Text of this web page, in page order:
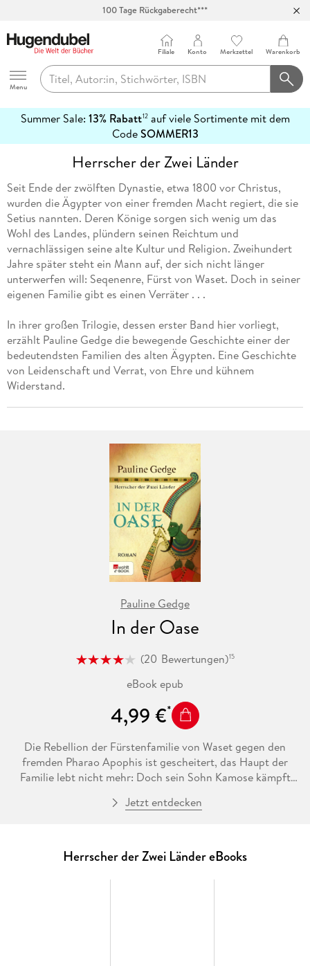
100 Tage Rückgaberecht***
Hugendubel
Menu
Filiale Konto Merkzettel Warenkorb
Summer Sale: 13% Rabatt12auf viele Sortimente mit dem
CodeSOMMER13
erfahren
Herrscher der Zwei Länder
Seit Ende der zwölften Dynastie, etwa 1800 vor Christus,
wurden die Ägypter von einer fremden Macht regiert, die sie
Setius nannten. Deren Könige sorgen sich wenig um das
Wohl des Landes, plündern seinen Reichtum und
vernachlässigen seine alte Kultur und Religion. Zweihundert
Jahre später steht ein Mann auf, der sich nicht länger
unterwerfen will: Seqenenre, Fürst von Waset. Doch in seiner
eigenen Familie gibt es einen Verräter . . .
In ihrer großen Trilogie, dessen erster Band hier vorliegt,
erzählt Pauline Gedge die bewegende Geschichte einer der
bedeutendsten Familien des alten Ägypten. Eine Geschichte
von Leidenschaft und Verrat, von Ehre und kühnem
Widerstand.
Pauline Gedge
In der Oase
(20 Bewertungen)15
eBook epub
4,99 €
Die Rebellion der Fürstenfamilie von Waset gegen den
fremden Pharao Apophis ist gescheitert, das Haupt der
Familie lebt nicht mehr: Doch sein Sohn Kamose kämpft
erobert fast das ganze Land am Nil. Als Kamose seine im
steht.
Auch der zweite Band von Pauline Gedges großer Trilogie
Jetzt entdecken
Herrscher der Zwei Länder eBooks